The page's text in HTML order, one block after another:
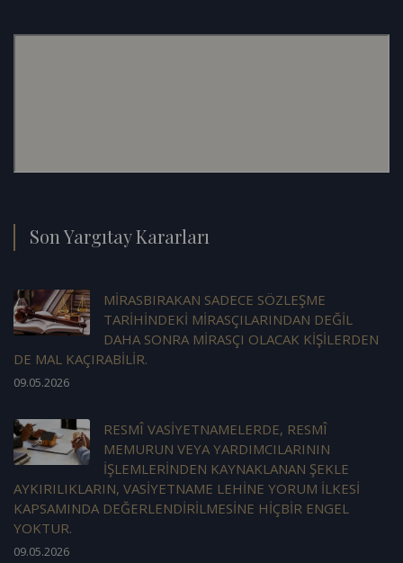
Son Yargıtay Kararları
MİRASBIRAKAN SADECE SÖZLEŞME
TARİHİNDEKİ MİRASÇILARINDAN DEĞİL
DAHA SONRA MİRASÇI OLACAK KİŞİLERDEN
DE MAL KAÇIRABİLİR.
09.05.2026
RESMÎ VASİYETNAMELERDE, RESMÎ
MEMURUN VEYA YARDIMCILARININ
İŞLEMLERİNDEN KAYNAKLANAN ŞEKLE
AYKIRILIKLARIN, VASİYETNAME LEHİNE YORUM İLKESİ
KAPSAMINDA DEĞERLENDİRİLMESİNE HİÇBİR ENGEL
YOKTUR.
09.05.2026